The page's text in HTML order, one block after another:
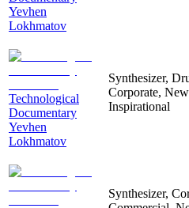
Yevhen
Lokhmatov
Technological
Documentary
Yevhen
Lokhmatov
Synthesizer,
Corporate,
Inspirational
Synthesizer,